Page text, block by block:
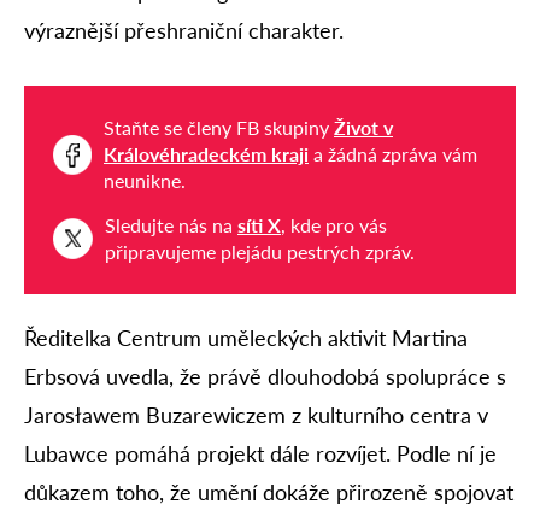
výraznější přeshraniční charakter.
Staňte se členy FB skupiny Život v
Královéhradeckém kraji a žádná zpráva vám
neunikne.
Sledujte nás na síti X, kde pro vás
připravujeme plejádu pestrých zpráv.
Ředitelka Centrum uměleckých aktivit Martina
Erbsová uvedla, že právě dlouhodobá spolupráce s
Jarosławem Buzarewiczem z kulturního centra v
Lubawce pomáhá projekt dále rozvíjet. Podle ní je
důkazem toho, že umění dokáže přirozeně spojovat